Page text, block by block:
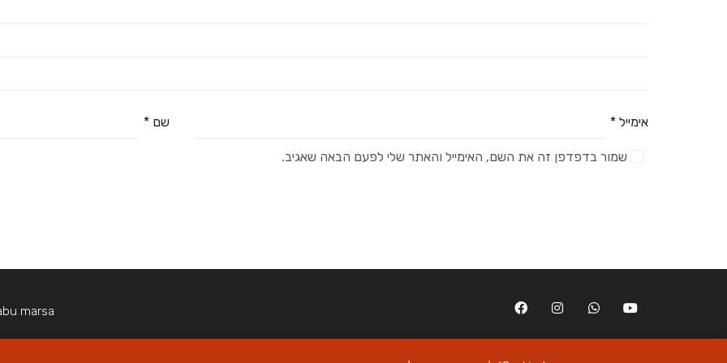
שם * אימייל *
שמור בדפדפן זה את השם, האימייל והאתר שלי לפעם הבאה שאגיב.
marsa